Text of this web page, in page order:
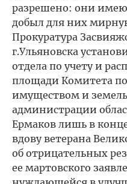
разрешено: они
добыл для них
Прокуратура
г.Ульяновска
отдела по учету и
площади Комитета
имуществом и
администрации
Ермаков лишь в
вдову ветерана
об отрицательных
ее мартовского